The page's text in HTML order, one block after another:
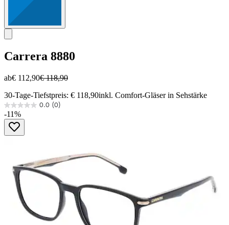
Carrera 8880
ab€ 112,90€ 118,90
30-Tage-Tiefstpreis: € 118,90inkl. Comfort-Gläser in Sehstärke
0.0 (0)
0.0
von
Sternen.
-11%